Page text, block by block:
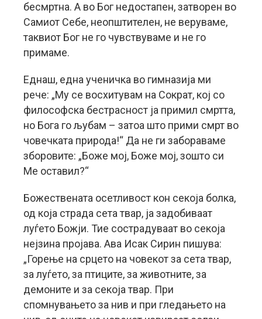
бесмртна. А во Бог недостапен, затворен во
Самиот Себе, неопштителен, не веруваме,
таквиот Бог не го чувствуваме и не го
примаме.
Еднаш, една ученичка во гимназија ми
рече: „Му се восхитувам на Сократ, кој со
философска бестрасност ја примил смртта,
но Бога го љубам – затоа што прими смрт во
човечката природа!“ Да не ги забораваме
зборовите: „Боже мој, Боже мој, зошто си
Ме оставил?“
Божествената осетливост кон секоја болка,
од која страда сета твар, ја задобиваат
луѓето Божји. Тие сострадуваат во секоја
нејзина пројава. Ава Исак Сирин пишува:
„Горење на срцето на човекот за сета твар,
за луѓето, за птиците, за животните, за
демоните и за секоја твар. При
спомнувањето за нив и при гледањето на